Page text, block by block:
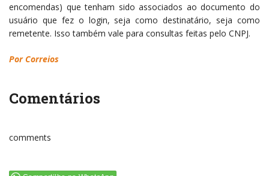
encomendas) que tenham sido associados ao documento do
usuário que fez o login, seja como destinatário, seja como
remetente. Isso também vale para consultas feitas pelo CNPJ.
Por Correios
Comentários
comments